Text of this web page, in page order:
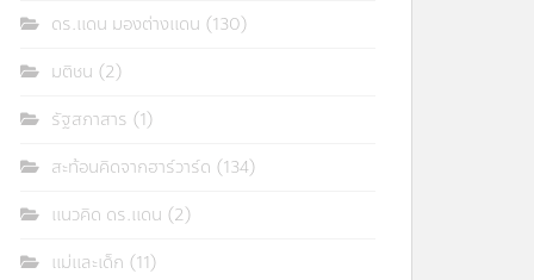
ดร.แดน มองต่างแดน (130)
มติชน (2)
รัฐสภาสาร (1)
สะท้อนคิดจากฮาร์วาร์ด (134)
แนวคิด ดร.แดน (2)
แม่และเด็ก (11)